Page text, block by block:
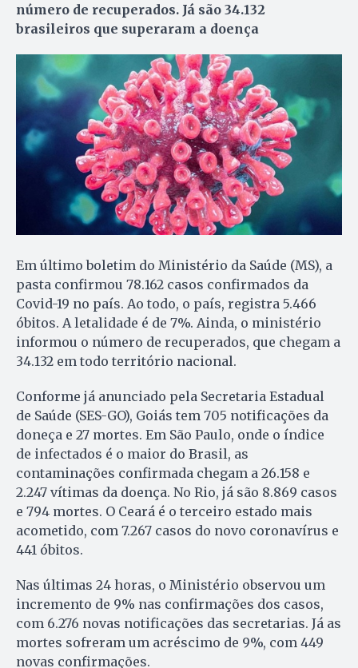
número de recuperados. Já são 34.132
brasileiros que superaram a doença
Em último boletim do Ministério da Saúde (MS), a
pasta confirmou 78.162 casos confirmados da
Covid-19 no país. Ao todo, o país, registra 5.466
óbitos. A letalidade é de 7%. Ainda, o ministério
informou o número de recuperados, que chegam a
34.132 em todo território nacional.
Conforme já anunciado pela Secretaria Estadual
de Saúde (SES-GO), Goiás tem 705 notificações da
doneça e 27 mortes. Em São Paulo, onde o índice
de infectados é o maior do Brasil, as
contaminações confirmada chegam a 26.158 e
2.247 vítimas da doença. No Rio, já são 8.869 casos
e 794 mortes. O Ceará é o terceiro estado mais
acometido, com 7.267 casos do novo coronavírus e
441 óbitos.
Nas últimas 24 horas, o Ministério observou um
incremento de 9% nas confirmações dos casos,
com 6.276 novas notificações das secretarias. Já as
mortes sofreram um acréscimo de 9%, com 449
novas confirmações.